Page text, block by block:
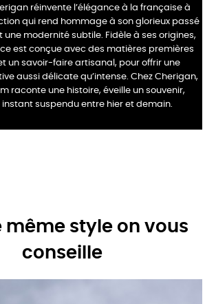
réinvente l’élégance à la française à
qui rend hommage à son glorieux passé
modernité subtile. Fidèle à ses origines,
est conçue avec des matières premières
un savoir-faire artisanal, pour offrir une
aussi délicate qu’intense. Chez Cherigan,
raconte une histoire, éveille un souvenir,
suspendu entre hier et demain.
même style on vous
conseille